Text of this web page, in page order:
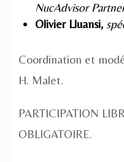
NucAdvisor
Olivier Lluansi,
Coordination et
H. Malet.
PARTICIPATION
OBLIGATOIRE.